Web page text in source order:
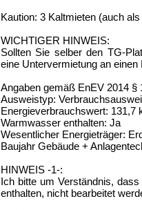
Kaution: 3 Kaltmieten (auch
WICHTIGER HINWEIS:
Sollten Sie selber den TG-
eine Untervermietung an
Angaben gemäß EnEV 2014 §
Ausweistyp:
Energieverbrauchswert: 131,7
Warmwasser enthalten: Ja
Wesentlicher Energieträger:
Baujahr Gebäude +
HINWEIS -1-:
Ich bitte um Verständnis,
enthalten, nicht bearbeitet